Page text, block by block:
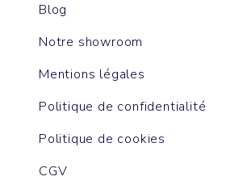
Blog
Notre showroom
Mentions légales
Politique de confidentialité
Politique de cookies
CGV